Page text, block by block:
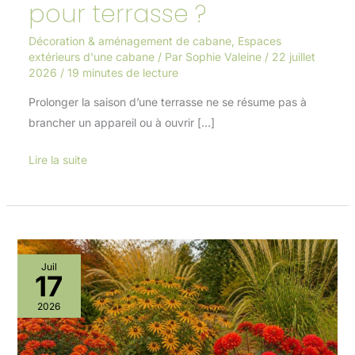
pour terrasse ?
Décoration & aménagement de cabane, Espaces
extérieurs d'une cabane/ Par Sophie Valeine / 22 juillet
2026 / 19 minutes de lecture
Prolonger la saison d’une terrasse ne se résume pas à
brancher un appareil ou à ouvrir […]
Lire la suite
Juil
17
2026
Plantes
floraison
automnale
: